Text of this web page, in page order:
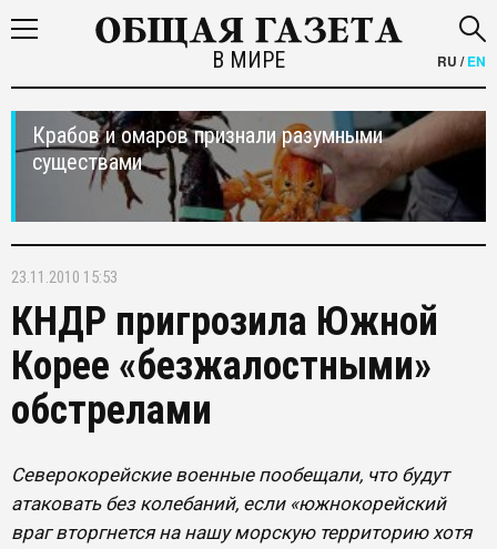
В МИРЕ RU /EN
Крабов и омаров признали разумными
существами
23.11.2010 15:53
КНДР пригрозила Южной
Корее «безжалостными»
обстрелами
Северокорейские военные пообещали, что будут
атаковать без колебаний, если «южнокорейский
враг вторгнется на нашу морскую территорию хотя